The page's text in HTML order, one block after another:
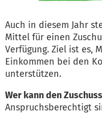
Auch in diesem Jahr
Mittel für einen
Verfügung. Ziel ist es,
Einkommen bei den
unterstützen.
Wer kann den
Anspruchsberechtigt